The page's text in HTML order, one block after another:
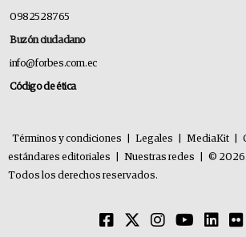
0982528765
Buzón ciudadano
info@forbes.com.ec
Código de ética
Términos y condiciones Legales MediaKit
estándares editoriales
Nuestras redes
© 2026.
Todos los derechos reservados.